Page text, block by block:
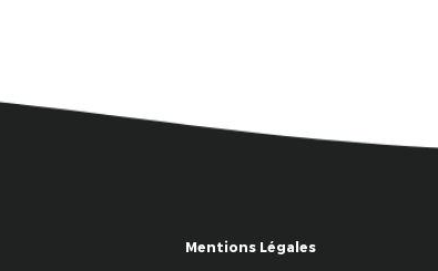
Mentions Légales